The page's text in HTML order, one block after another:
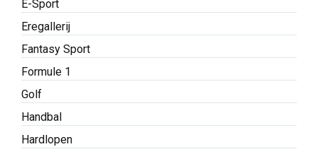
E-Sport
Eregallerij
Fantasy Sport
Formule 1
Golf
Handbal
Hardlopen